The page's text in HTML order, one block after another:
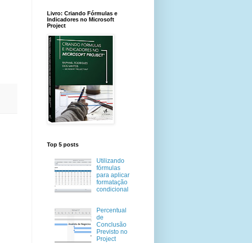
Livro: Criando Fórmulas e
Indicadores no Microsoft
Project
Top 5 posts
Utilizando
fórmulas
para aplicar
formatação
condicional
Percentual
de
Conclusão
Previsto no
Project